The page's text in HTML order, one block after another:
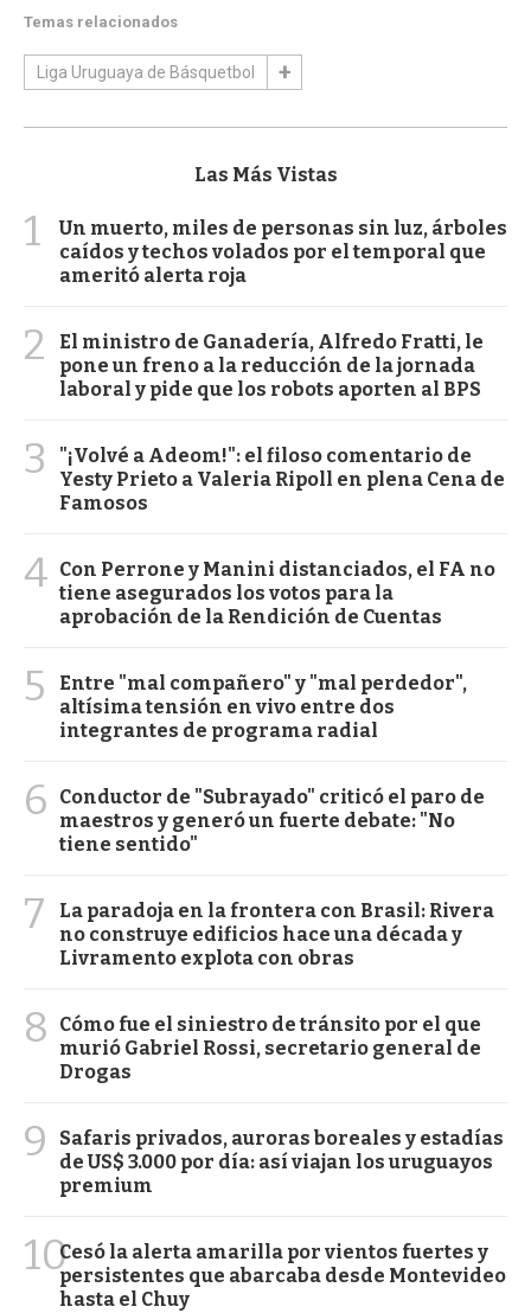
Temas relacionados
Liga Uruguaya de Básquetbol
Las Más Vistas
1
Un muerto, miles de personas sin luz, árboles
caídos y techos volados por el temporal que
ameritó alerta roja
2
El ministro de Ganadería, Alfredo Fratti, le
pone un freno a la reducción de la jornada
laboral y pide que los robots aporten al BPS
3
"¡Volvé a Adeom!": el filoso comentario de
Yesty Prieto a Valeria Ripoll en plena Cena de
Famosos
4 Con Perrone y Manini distanciados, el FA no
tiene asegurados los votos para la
aprobación de la Rendición de Cuentas
5
Entre "mal compañero" y "mal perdedor",
altísima tensión en vivo entre dos
integrantes de programa radial
6
Conductor de "Subrayado" criticó el paro de
maestros y generó un fuerte debate: "No
tiene sentido"
7
La paradoja en la frontera con Brasil: Rivera
no construye edificios hace una década y
Livramento explota con obras
8
Cómo fue el siniestro de tránsito por el que
murió Gabriel Rossi, secretario general de
Drogas
9
Safaris privados, auroras boreales y estadías
de US$ 3.000 por día: así viajan los uruguayos
premium
10Cesó la alerta amarilla por vientos fuertes y
persistentes que abarcaba desde Montevideo
hasta el Chuy